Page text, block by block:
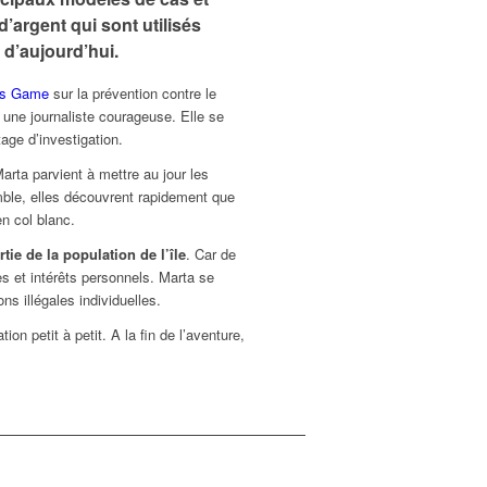
qui sont utilisés
Gamesur la prévention contre le
journaliste courageuse. Elle se
d’investigation.
parvient à mettre au jour les
elles découvrent rapidement que
col blanc.
de la population de l’île. Car de
et intérêts personnels. Marta se
illégales individuelles.
petit à petit. A la fin de l’aventure,